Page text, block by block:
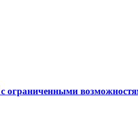
ограниченными